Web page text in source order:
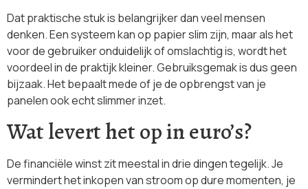
Dat praktische stuk is belangrijker dan veel mensen
denken. Een systeem kan op papier slim zijn, maar als het
voor de gebruiker onduidelijk of omslachtig is, wordt het
voordeel in de praktijk kleiner. Gebruiksgemak is dus geen
bijzaak. Het bepaalt mede of je de opbrengst van je
panelen ook echt slimmer inzet.
Wat levert het op in euro’s?
De financiële winst zit meestal in drie dingen tegelijk. Je
vermindert het inkopen van stroom op dure momenten, je